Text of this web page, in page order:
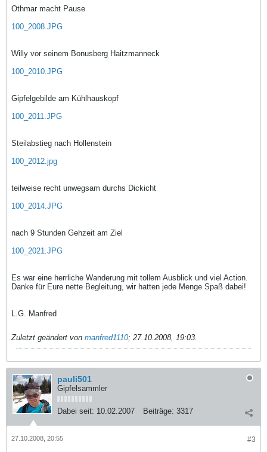
Othmar macht Pause
100_2008.JPG
Willy vor seinem Bonusberg Haitzmanneck
100_2010.JPG
Gipfelgebilde am Kühlhauskopf
100_2011.JPG
Steilabstieg nach Hollenstein
100_2012.jpg
teilweise recht unwegsam durchs Dickicht
100_2014.JPG
nach 9 Stunden Gehzeit am Ziel
100_2021.JPG
Es war eine herrliche Wanderung mit tollem Ausblick und viel Action.
Danke für Eure nette Begleitung, wir hatten jede Menge Spaß dabei!
L.G. Manfred
Zuletzt geändert von manfred1110; 27.10.2008, 19:03.
pauli501
Gipfelsammler
Dabei seit: 10.02.2007 Beiträge: 3317
#3
27.10.2008, 20:55